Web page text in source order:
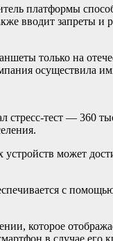
платформы
вводит запреты
только на
осуществила
тест — 360
может
с
которое
в случае его